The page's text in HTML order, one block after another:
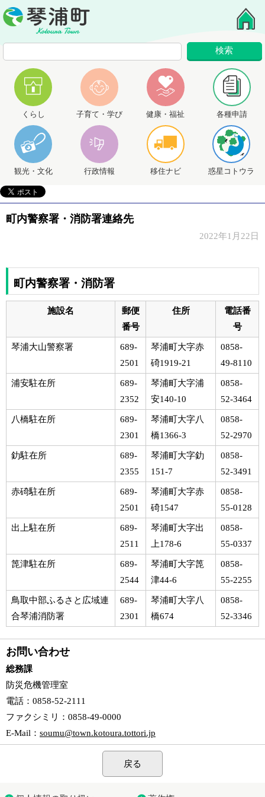
くらし 子育て・学び 健康・福祉 各種申請
観光・文化 行政情報 移住ナビ 惑星コトウラ
町内警察署・消防署連絡先
2022年1月22日
町内警察署・消防署
施設名
郵便
番号
住所
電話番
号
琴浦大山警察署
689-
2501
琴浦町大字赤
碕1919-21
0858-
49-8110
浦安駐在所
689-
2352
琴浦町大字浦
安140-10
0858-
52-3464
八橋駐在所
689-
2301
琴浦町大字八
橋1366-3
0858-
52-2970
釛駐在所
689-
2355
琴浦町大字釛
151-7
0858-
52-3491
赤碕駐在所
689-
2501
琴浦町大字赤
碕1547
0858-
55-0128
出上駐在所
689-
2511
琴浦町大字出
上178-6
0858-
55-0337
箆津駐在所
689-
2544
琴浦町大字箆
津44-6
0858-
55-2255
鳥取中部ふるさと広域連
合琴浦消防署
689-
2301
琴浦町大字八
橋674
0858-
52-3346
お問い合わせ
総務課
防災危機管理室
電話 ：0858-52-2111
ファクシミリ
：0858-49-0000
E-Mail ： soumu@town.kotoura.tottori.jp
戻る